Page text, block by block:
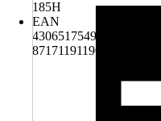
185H
EAN
4306517549084,
8717119119692,